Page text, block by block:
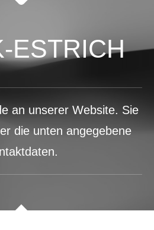
ESTRICH
an unserer Website. Sie
die unten angegebene